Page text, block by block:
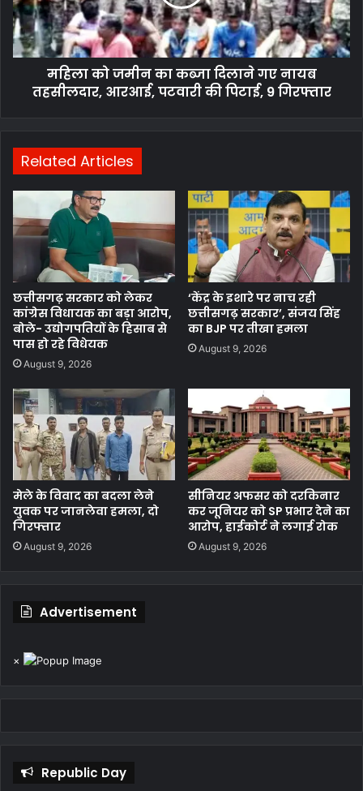
दिलाने
गए
नायब
तहसीलदार,
पटवारी
गिरफ्तार
महिला को जमीन का कब्जा दिलाने गए नायब
तहसीलदार, आरआई, पटवारी की पिटाई, 9 गिरफ्तार
Related Articles
छत्तीसगढ़ सरकार को लेकर
कांग्रेस विधायक का बड़ा आरोप,
बोले- उद्योगपतियों के हिसाब से
पास हो रहे विधेयक
August 9, 2026
‘केंद्र के इशारे पर नाच रही
छत्तीसगढ़ सरकार’, संजय सिंह
का BJP पर तीखा हमला
August 9, 2026
मेले के विवाद का बदला लेने
युवक पर जानलेवा हमला, दो
गिरफ्तार
August 9, 2026
सीनियर अफसर को दरकिनार
कर जूनियर को SP प्रभार देने का
आरोप, हाईकोर्ट ने लगाई रोक
August 9, 2026
Advertisement
×
Republic Day